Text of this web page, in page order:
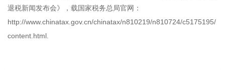
退税新闻发布会》，载国家税务总局官网：
http://www.chinatax.gov.cn/chinatax/n810219/n810724/c5175195/
content.html.